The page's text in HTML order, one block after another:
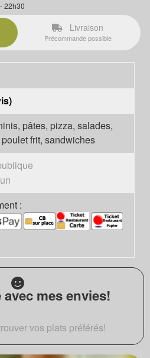
22h30
Livraison
Précommande possible
pâtes, pizza, salades,
frit, sandwiches
:
mes envies!
vos plats préférés!